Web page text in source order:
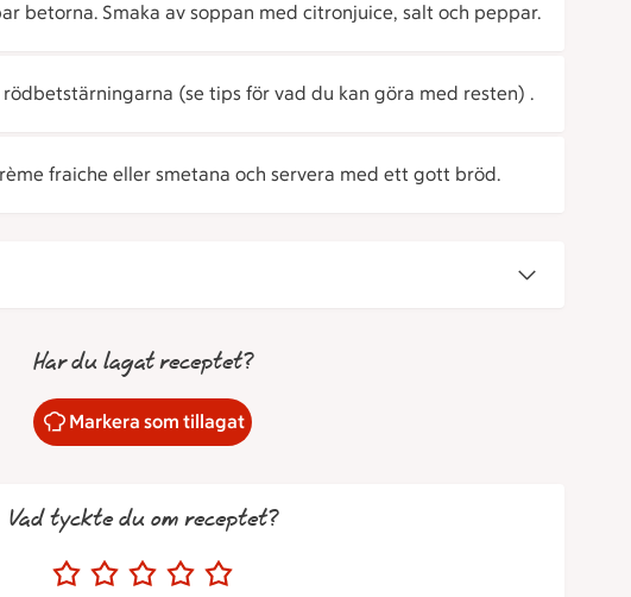
betorna. Smaka av soppan med citronjuice, salt och peppar.
(se tips för vad du kan göra med resten) .
fraiche eller smetana och servera med ett gott bröd.
Har du lagat receptet?
Markera som tillagat
Vad tyckte du om receptet?